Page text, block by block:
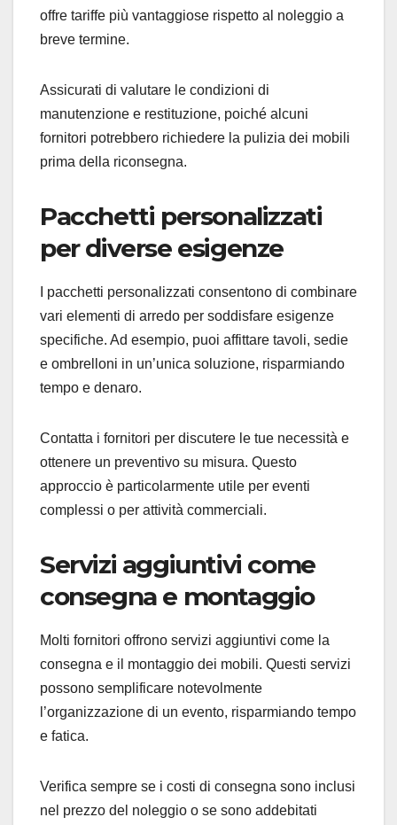
offre tariffe più vantaggiose rispetto al noleggio a
breve termine.
Assicurati di valutare le condizioni di
manutenzione e restituzione, poiché alcuni
fornitori potrebbero richiedere la pulizia dei mobili
prima della riconsegna.
Pacchetti personalizzati
per diverse esigenze
I pacchetti personalizzati consentono di combinare
vari elementi di arredo per soddisfare esigenze
specifiche. Ad esempio, puoi affittare tavoli, sedie
e ombrelloni in un’unica soluzione, risparmiando
tempo e denaro.
Contatta i fornitori per discutere le tue necessità e
ottenere un preventivo su misura. Questo
approccio è particolarmente utile per eventi
complessi o per attività commerciali.
Servizi aggiuntivi come
consegna e montaggio
Molti fornitori offrono servizi aggiuntivi come la
consegna e il montaggio dei mobili. Questi servizi
possono semplificare notevolmente
l’organizzazione di un evento, risparmiando tempo
e fatica.
Verifica sempre se i costi di consegna sono inclusi
nel prezzo del noleggio o se sono addebitati